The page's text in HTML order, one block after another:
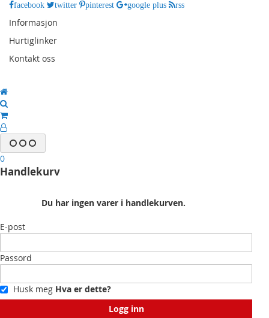
facebook twitter pinterest google plus rss
Informasjon
Hurtiglinker
Kontakt oss
0
Handlekurv
Du har ingen varer i handlekurven.
E-post
Passord
Husk meg Hva er dette?
Logg inn